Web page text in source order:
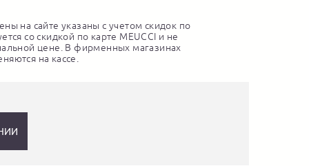
на сайте указаны с учетом скидок по
со скидкой по карте MEUCCI и не
цене. В фирменных магазинах
на кассе.